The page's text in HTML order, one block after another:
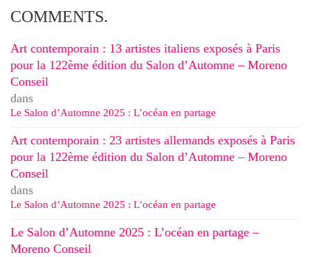
COMMENTS.
Art contemporain : 13 artistes italiens exposés à Paris
pour la 122ème édition du Salon d’Automne – Moreno
Conseil
dans
Le Salon d’Automne 2025 : L’océan en partage
Art contemporain : 23 artistes allemands exposés à Paris
pour la 122ème édition du Salon d’Automne – Moreno
Conseil
dans
Le Salon d’Automne 2025 : L’océan en partage
Le Salon d’Automne 2025 : L’océan en partage –
Moreno Conseil